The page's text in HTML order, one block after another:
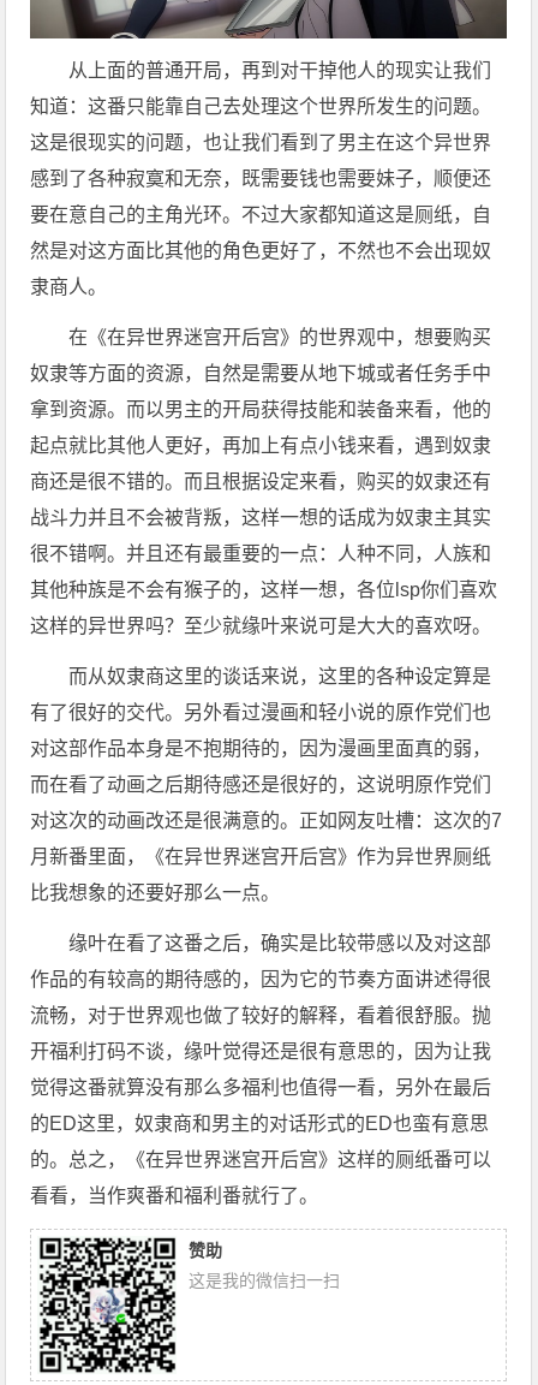
从上面的普通开局，再到对干掉他人的现实让我们
知道：这番只能靠自己去处理这个世界所发生的问题。
这是很现实的问题，也让我们看到了男主在这个异世界
感到了各种寂寞和无奈，既需要钱也需要妹子，顺便还
要在意自己的主角光环。不过大家都知道这是厕纸，自
然是对这方面比其他的角色更好了，不然也不会出现奴
隶商人。
在《在异世界迷宫开后宫》的世界观中，想要购买
奴隶等方面的资源，自然是需要从地下城或者任务手中
拿到资源。而以男主的开局获得技能和装备来看，他的
起点就比其他人更好，再加上有点小钱来看，遇到奴隶
商还是很不错的。而且根据设定来看，购买的奴隶还有
战斗力并且不会被背叛，这样一想的话成为奴隶主其实
很不错啊。并且还有最重要的一点：人种不同，人族和
其他种族是不会有猴子的，这样一想，各位lsp你们喜欢
这样的异世界吗？至少就缘叶来说可是大大的喜欢呀。
而从奴隶商这里的谈话来说，这里的各种设定算是
有了很好的交代。另外看过漫画和轻小说的原作党们也
对这部作品本身是不抱期待的，因为漫画里面真的弱，
而在看了动画之后期待感还是很好的，这说明原作党们
对这次的动画改还是很满意的。正如网友吐槽：这次的7
月新番里面，《在异世界迷宫开后宫》作为异世界厕纸
比我想象的还要好那么一点。
缘叶在看了这番之后，确实是比较带感以及对这部
作品的有较高的期待感的，因为它的节奏方面讲述得很
流畅，对于世界观也做了较好的解释，看着很舒服。抛
开福利打码不谈，缘叶觉得还是很有意思的，因为让我
觉得这番就算没有那么多福利也值得一看，另外在最后
的ED这里，奴隶商和男主的对话形式的ED也蛮有意思
的。总之，《在异世界迷宫开后宫》这样的厕纸番可以
看看，当作爽番和福利番就行了。
赞助
这是我的微信扫一扫